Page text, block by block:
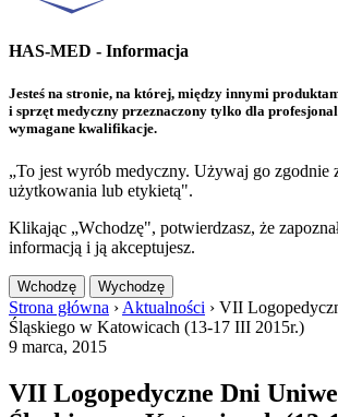
HAS-MED - Informacja
Jesteś na stronie, na której, między innymi
i sprzęt medyczny przeznaczony tylko dla
wymagane kwalifikacje.
„To jest wyrób medyczny. Używaj go zgodnie
użytkowania lub etykietą".
Klikając „Wchodzę", potwierdzasz, że
informacją i ją akceptujesz.
Wchodzę Wychodzę
Strona główna › Aktualności › VII
Śląskiego w Katowicach (13-17 III 2015r.)
9 marca, 2015
VII Logopedyczne Dni